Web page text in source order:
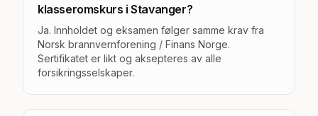
klasseromskurs i Stavanger?
Ja. Innholdet og eksamen følger samme krav fra
Norsk brannvernforening / Finans Norge.
Sertifikatet er likt og aksepteres av alle
forsikringsselskaper.